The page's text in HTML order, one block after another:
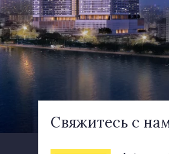
Свяжитесь с